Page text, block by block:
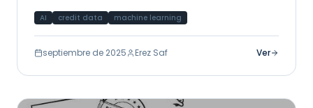
AI credit data machine learning
septiembre de 2025 Erez Saf Ver